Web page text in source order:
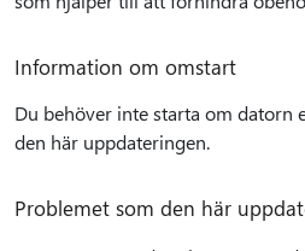
Information om omstart
Du behöver inte starta om datorn
den här uppdateringen.
Problemet som den här